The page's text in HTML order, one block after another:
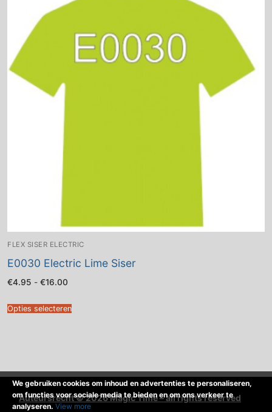
FLEX SISER ELECTRIC
E0030 Electric Lime Siser
€4.95 - €16.00
€16.00
Opties selecteren
Auteursrecht © 2026 Magic Time – all rights reserved
We gebruiken cookies om inhoud en advertenties te personaliseren,
om functies voor sociale media te bieden en om ons verkeer te
analyseren. View more